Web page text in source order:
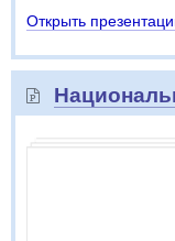
Открыть